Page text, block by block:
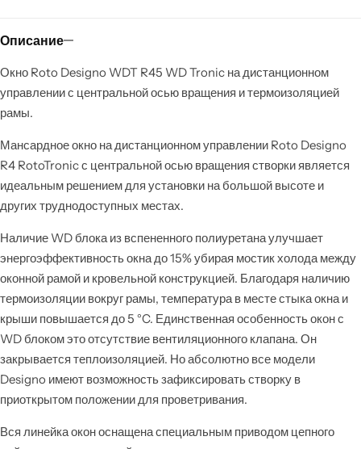
Описание
Окно Roto Designo WDT R45 WD Tronic на дистанционном
управлении с центральной осью вращения и термоизоляцией
рамы.
Мансардное окно на дистанционном управлении Roto Designo
R4 RotoTronic с центральной осью вращения створки является
идеальным решением для установки на большой высоте и
других труднодоступных местах.
Наличие WD блока из вспененного полиуретана улучшает
энергоэффективность окна до 15% убирая мостик холода между
оконной рамой и кровельной конструкцией. Благодаря наличию
термоизоляции вокруг рамы, температура в месте стыка окна и
крыши повышается до 5 °C. Единственная особенность окон с
WD блоком это отсутствие вентиляционного клапана. Он
закрывается теплоизоляцией. Но абсолютно все модели
Designo имеют возможность зафиксировать створку в
приоткрытом положении для проветривания.
Вся линейка окон оснащена специальным приводом цепного